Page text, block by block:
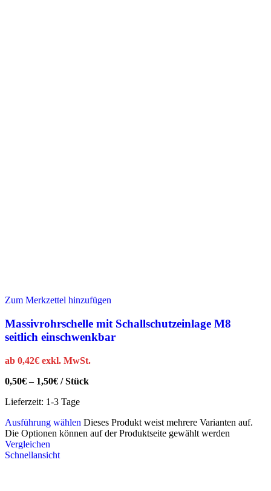
Zum Merkzettel hinzufügen
Massivrohrschelle mit Schallschutzeinlage M8
seitlich einschwenkbar
ab 0,42€ exkl. MwSt.
0,50€– 1,50€ /Stück
Lieferzeit: 1-3 Tage
Ausführung wählen Dieses Produkt weist mehrere Varianten auf.
Die Optionen können auf der Produktseite gewählt werden
Vergleichen
Schnellansicht